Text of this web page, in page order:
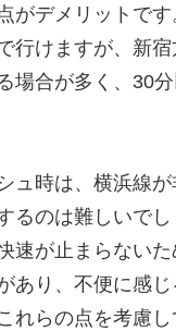
がデメリットで
行けますが、新宿
場合が多く、30
ュ時は、横浜線
るのは難しいでし
速が止まらない
あり、不便に感
れらの点を考慮